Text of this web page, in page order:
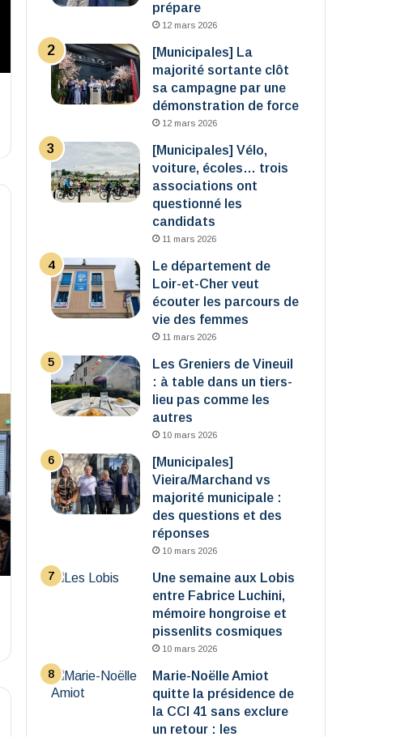
prépare
12 mars 2026
[Municipales] La
majorité sortante clôt
sa campagne par une
démonstration de force
12 mars 2026
[Municipales] Vélo,
voiture, écoles… trois
associations ont
questionné les
candidats
11 mars 2026
Le département de
Loir-et-Cher veut
écouter les parcours de
vie des femmes
11 mars 2026
Les Greniers de Vineuil
: à table dans un tiers-
lieu pas comme les
autres
10 mars 2026
[Municipales]
Vieira/Marchand vs
majorité municipale :
des questions et des
réponses
10 mars 2026
Une semaine aux Lobis
entre Fabrice Luchini,
mémoire hongroise et
pissenlits cosmiques
10 mars 2026
Marie-Noëlle Amiot
quitte la présidence de
la CCI 41 sans exclure
un retour : les